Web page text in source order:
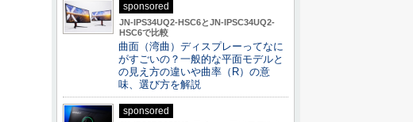
sponsored
JN-IPS34UQ2-HSC6とJN-IPSC34UQ2-
HSC6で比較
曲面（湾曲）ディスプレーってなに
がすごいの？一般的な平面モデルと
の見え方の違いや曲率（R）の意
味、選び方を解説
sponsored